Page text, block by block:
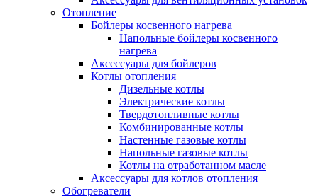
Отопление
Бойлеры косвенного нагрева
Напольные бойлеры косвенного
нагрева
Аксессуары для бойлеров
Котлы отопления
Дизельные котлы
Электрические котлы
Твердотопливные котлы
Комбинированные котлы
Настенные газовые котлы
Напольные газовые котлы
Котлы на отработанном масле
Аксессуары для котлов отопления
Обогреватели